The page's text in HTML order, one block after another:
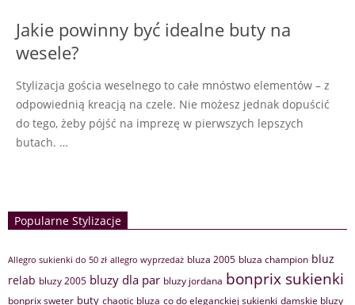
Jakie powinny być idealne buty na
wesele?
Stylizacja gościa weselnego to całe mnóstwo elementów – z
odpowiednią kreacją na czele. Nie możesz jednak dopuścić
do tego, żeby pójść na imprezę w pierwszych lepszych
butach. …
Popularne Stylizacje
Allegro sukienki do 50 zł allegro wyprzedaż bluza 2005 bluza champion bluz
relab bluzy 2005 bluzy dla par bluzy jordana bonprix sukienki
bonprix sweter buty chaotic bluza co do eleganckiej sukienki damskie bluzy